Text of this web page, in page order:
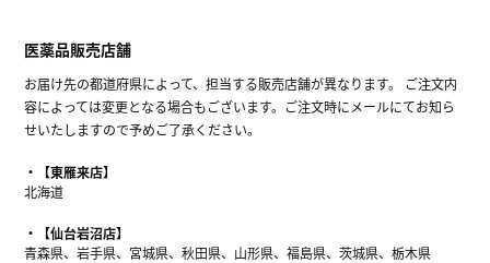
医薬品販売店舗
お届け先の都道府県によって、担当する販売店舗が異なります。 ご注文内
容によっては変更となる場合もございます。ご注文時にメールにてお知ら
せいたしますので予めご了承ください。
【東雁来店】
北海道
【仙台岩沼店】
青森県、岩手県、宮城県、秋田県、山形県、福島県、茨城県、栃木県